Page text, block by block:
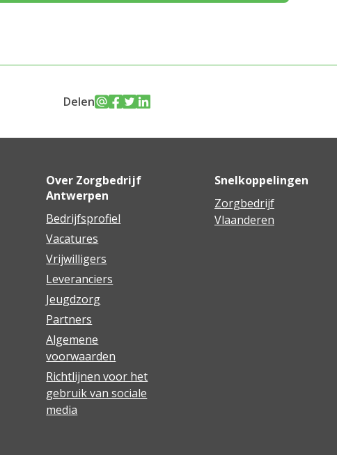
Delen
Over Zorgbedrijf
Antwerpen
Bedrijfsprofiel
Vacatures
Vrijwilligers
Leveranciers
Jeugdzorg
Partners
Algemene
voorwaarden
Richtlijnen voor het
gebruik van sociale
media
Snelkoppelingen
Zorgbedrijf
Vlaanderen